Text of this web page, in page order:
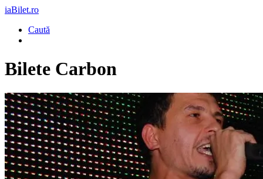
iaBilet.ro
Caută
Bilete Carbon